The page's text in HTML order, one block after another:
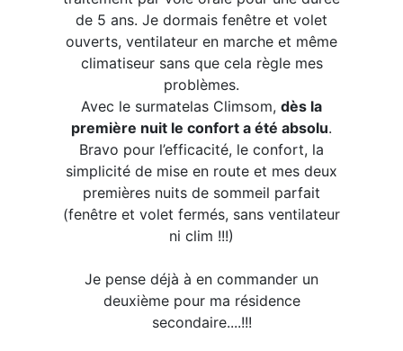
de 5 ans. Je dormais fenêtre et volet
ouverts, ventilateur en marche et même
climatiseur sans que cela règle mes
problèmes.
Avec le surmatelas Climsom, dès la
première nuit le confort a été absolu.
Bravo pour l’efficacité, le confort, la
simplicité de mise en route et mes deux
premières nuits de sommeil parfait
(fenêtre et volet fermés, sans ventilateur
ni clim !!!)
Je pense déjà à en commander un
deuxième pour ma résidence
secondaire....!!!